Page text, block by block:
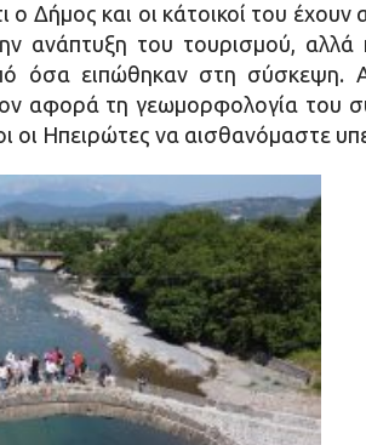
και οι κάτοικοί του έχουν
ανάπτυξη του τουρισμού,
όσα ειπώθηκαν στη σύσκεψη.
αφορά τη γεωμορφολογία του
οι Ηπειρώτες να αισθανόμαστε